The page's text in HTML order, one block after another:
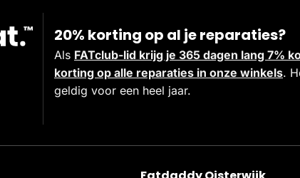
20% korting op al je reparaties?
Als FATclub-lid krijg je 365 dagen lang 7%
korting op alle reparaties in onze winkels.
geldig voor een heel jaar.